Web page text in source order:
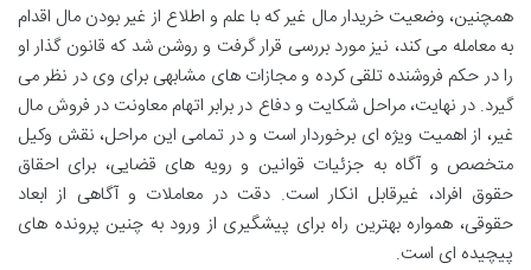
همچنین، وضعیت خریدار مال غیر که با علم و اطلاع از غیر بودن مال اقدام
به معامله می کند، نیز مورد بررسی قرار گرفت و روشن شد که قانون گذار او
را در حکم فروشنده تلقی کرده و مجازات های مشابهی برای وی در نظر می
گیرد. در نهایت، مراحل شکایت و دفاع در برابر اتهام معاونت در فروش مال
غیر، از اهمیت ویژه ای برخوردار است و در تمامی این مراحل، نقش وکیل
متخصص و آگاه به جزئیات قوانین و رویه های قضایی، برای احقاق
حقوق افراد، غیرقابل انکار است. دقت در معاملات و آگاهی از ابعاد
حقوقی، همواره بهترین راه برای پیشگیری از ورود به چنین پرونده های
پیچیده ای است.